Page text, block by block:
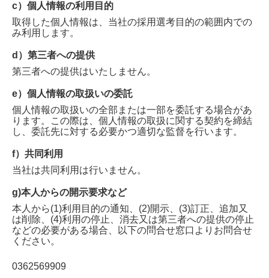
c）個人情報の利用目的
取得した個人情報は、当社の採用選考目的の範囲内での
み利用します。
d）第三者への提供
第三者への提供はいたしません。
e）個人情報の取扱いの委託
個人情報の取扱いの全部または一部を委託する場合があ
ります。この際は、個人情報の取扱に関する契約を締結
し、委託先に対する必要かつ適切な監督を行います。
f）共同利用
当社は共同利用は行いません。
g)本人からの開示要求など
本人から(1)利用目的の通知、(2)開示、(3)訂正、追加又
は削除、(4)利用の停止、消去又は第三者への提供の停止
などの必要がある場合、以下の問合せ窓口よりお問合せ
ください。
0362569909